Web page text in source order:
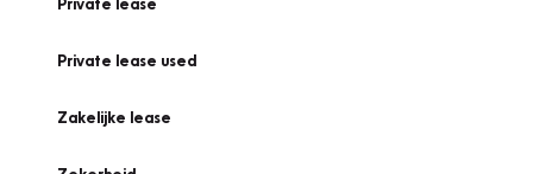
Private lease used
Zakelijke lease